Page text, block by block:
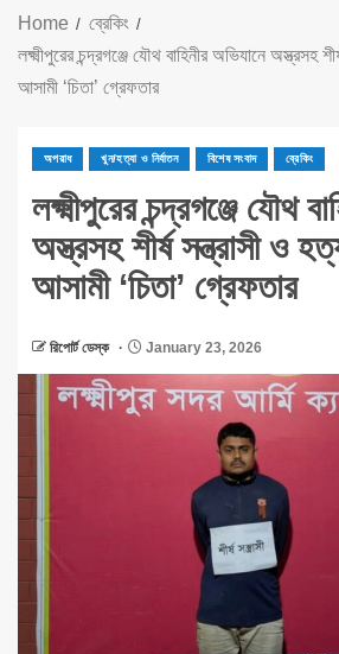
Home
ব্রেকিং
লক্ষ্মীপুরের চন্দ্রগঞ্জে যৌথ বাহিনীর অভিযানে অস্ত্রসহ
আসামী ‘চিতা’ গ্রেফতার
অপরাধ খুন/হত্যা ও নির্যাতন বিশেষ সংবাদ ব্রেকিং
লক্ষ্মীপুরের চন্দ্রগঞ্জে যৌথ
অস্ত্রসহ শীর্ষ সন্ত্রাসী ও
আসামী ‘চিতা’ গ্রেফতার
রিপোর্ট ডেস্ক January 23, 2026